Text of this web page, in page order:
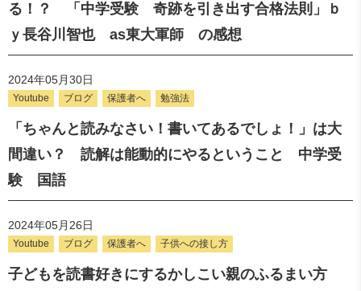
る！？ 「中学受験 奇跡を引き出す合格法則」ｂ
ｙ長谷川智也 as東大軍師 の感想
2024年05月30日
Youtube ブログ 保護者へ 勉強法
「ちゃんと読みなさい！書いてあるでしょ！」は大
間違い？ 読解は能動的にやるということ 中学受
験 国語
2024年05月26日
Youtube ブログ 保護者へ 子供への接し方
子どもを読書好きにするかしこい親のふるまい方